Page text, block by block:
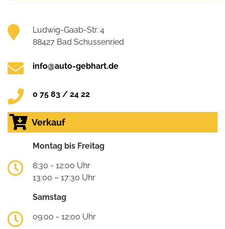
Ludwig-Gaab-Str. 4
88427 Bad Schussenried
info@auto-gebhart.de
0 75 83 / 24 22
Verkauf
Montag bis Freitag
8:30 - 12:00 Uhr
13:00 – 17:30 Uhr
Samstag
09:00 - 12:00 Uhr